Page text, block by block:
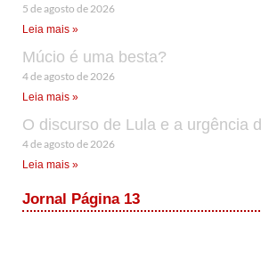
5 de agosto de 2026
Leia mais »
Múcio é uma besta?
4 de agosto de 2026
Leia mais »
O discurso de Lula e a urgência
4 de agosto de 2026
Leia mais »
Jornal Página 13